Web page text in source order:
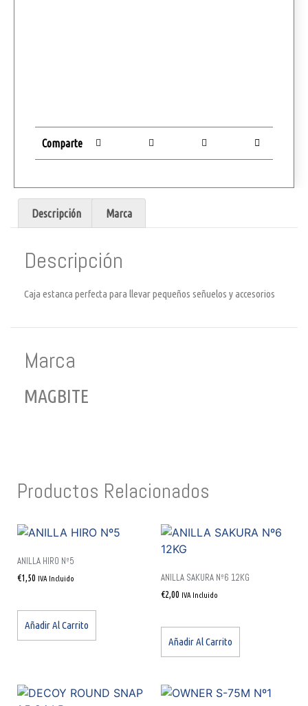
Comparte
Descripción Marca
Descripción
Caja estanca perfecta para llevar pequeños señuelos y accesorios
Marca
MAGBITE
Productos Relacionados
ANILLA HIRO Nº5
€1,50 IVA Incluido
Añadir Al Carrito
ANILLA SAKURA Nº6 12KG
€2,00 IVA Incluido
Añadir Al Carrito